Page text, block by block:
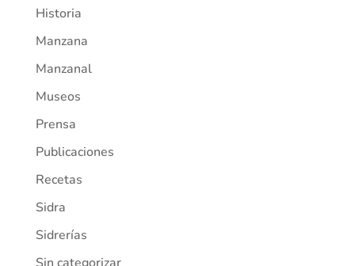
Historia
Manzana
Manzanal
Museos
Prensa
Publicaciones
Recetas
Sidra
Sidrerías